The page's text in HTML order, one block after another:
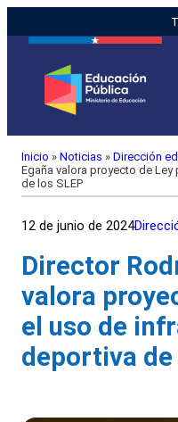
Inicio » Noticias » Dirección
Egaña valora proyecto de
de los SLEP
12 de junio de 2024
Director
valora
el uso de
deportiva de